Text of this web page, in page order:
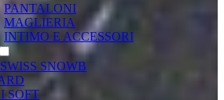
PANTALONI
MAGLIERIA
INTIMO E ACCESSORI
SNOWB
SOFT